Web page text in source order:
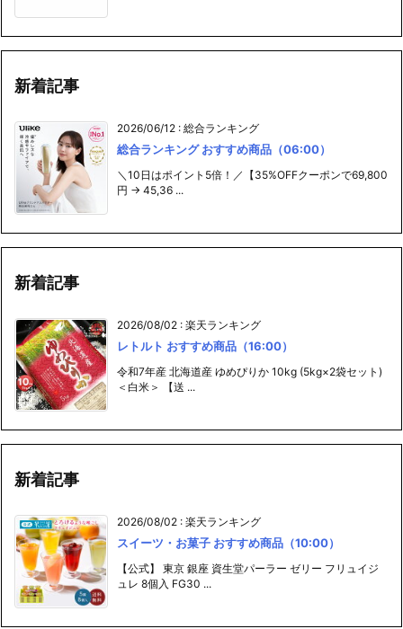
新着記事
2026/06/12 : 総合ランキング
総合ランキング おすすめ商品（06:00）
＼10日はポイント5倍！／【35%OFFクーポンで69,800
円 → 45,36 ...
新着記事
2026/08/02 : 楽天ランキング
レトルト おすすめ商品（16:00）
令和7年産 北海道産 ゆめぴりか 10kg (5kg×2袋セット)
＜白米＞ 【送 ...
新着記事
2026/08/02 : 楽天ランキング
スイーツ・お菓子 おすすめ商品（10:00）
【公式】 東京 銀座 資生堂パーラー ゼリー フリュイジ
ュレ 8個入 FG30 ...